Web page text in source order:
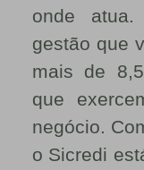
onde
gestão que
mais de
que
negócio.
o Sicredi